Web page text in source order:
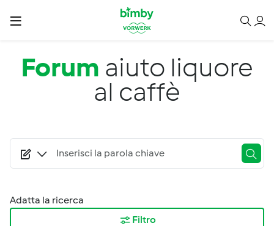
Salta al contenuto principale
Forum aiuto liquore
al caffè
Adatta la ricerca
Filtro